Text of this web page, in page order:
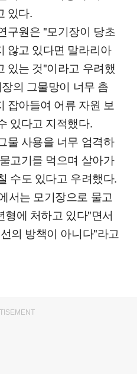
있다.
구원은 "모기장이 당초
않고 있다면 말라리아
있는 것"이라고 우려했
의 그물망이 너무 촘
잡아들여 어류 자원 보
있다고 지적했다.
물 사용을 너무 엄격하
고기를 먹으며 살아가
수도 있다고 우려했다.
서는 모기장으로 물고
에 처하고 있다"면서
의 방책이 아니다"라고